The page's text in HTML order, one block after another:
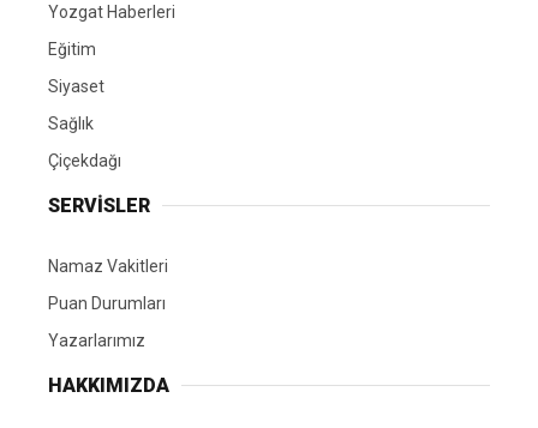
Yozgat Haberleri
Eğitim
Siyaset
Sağlık
Çiçekdağı
SERVİSLER
Namaz Vakitleri
Puan Durumları
Yazarlarımız
HAKKIMIZDA